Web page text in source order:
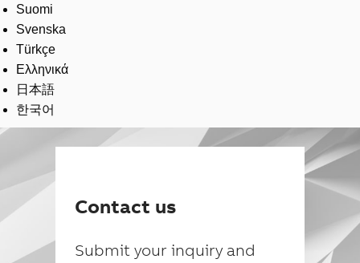
Suomi
Svenska
Türkçe
Ελληνικά
日本語
한국어
Contact us
Submit your inquiry and